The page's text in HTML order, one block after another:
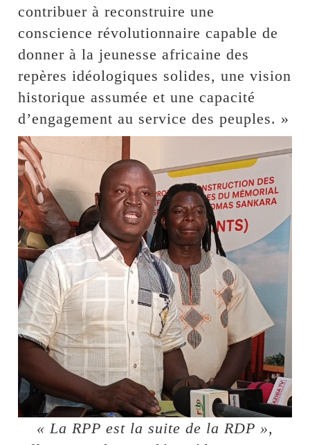
contribuer à reconstruire une
conscience révolutionnaire capable de
donner à la jeunesse africaine des
repères idéologiques solides, une vision
historique assumée et une capacité
d’engagement au service des peuples. »
« La RPP est la suite de la RDP »,